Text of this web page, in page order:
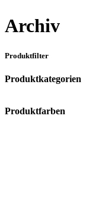
Archiv
Produktfilter
Produktkategorien
Produktfarben